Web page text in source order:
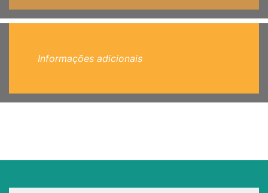
Informações adicionais